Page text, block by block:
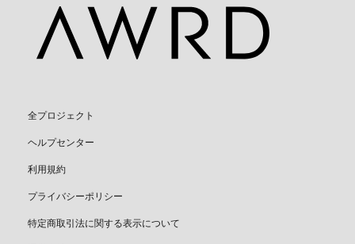
全プロジェクト
ヘルプセンター
利用規約
プライバシーポリシー
特定商取引法に関する表示について